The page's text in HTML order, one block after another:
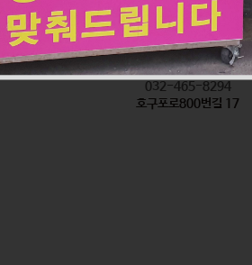
착한탕국
식품
032-465-8294
호구포로800번길 17